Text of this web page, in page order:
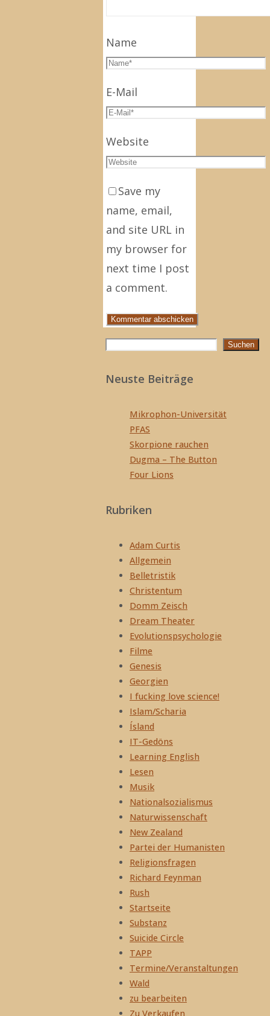
Name
E-Mail
Website
Save my
name, email,
and site URL in
my browser for
next time I post
a comment.
Suchen
Neuste Beiträge
Mikrophon-Universität
PFAS
Skorpione rauchen
Dugma – The Button
Four Lions
Rubriken
Adam Curtis
Allgemein
Belletristik
Christentum
Domm Zeisch
Dream Theater
Evolutionspsychologie
Filme
Genesis
Georgien
I fucking love science!
Islam/Scharia
Ísland
IT-Gedöns
Learning English
Lesen
Musik
Nationalsozialismus
Naturwissenschaft
New Zealand
Partei der Humanisten
Religionsfragen
Richard Feynman
Rush
Startseite
Substanz
Suicide Circle
TAPP
Termine/Veranstaltungen
Wald
zu bearbeiten
Zu Verkaufen